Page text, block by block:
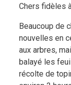
Chers fidèles
Beaucoup de
nouvelles en
aux arbres,
balayé les
récolte de